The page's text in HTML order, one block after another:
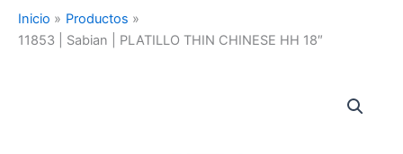
Inicio
Productos
11853 | Sabian | PLATILLO THIN CHINESE HH 18″